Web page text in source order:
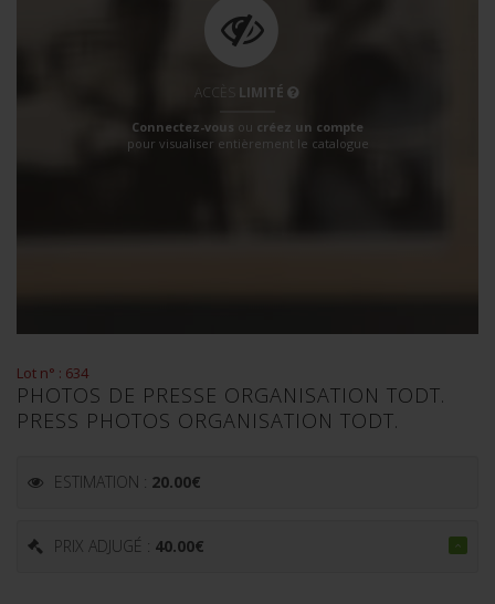
ACCÈS LIMITÉ
Connectez-vous ou créez un compte
pour visualiser entièrement le catalogue
Lot n° : 634
PHOTOS DE PRESSE ORGANISATION TODT.
PRESS PHOTOS ORGANISATION TODT.
ESTIMATION : 20.00€
PRIX ADJUGÉ : 40.00€